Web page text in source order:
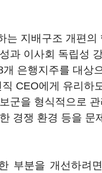
는 지배구조 개편의
과 이사회 독립성
은행지주를 대상
CEO에게 유리하
군을 형식적으로 관
경쟁 환경 등을 문
부분을 개선하려